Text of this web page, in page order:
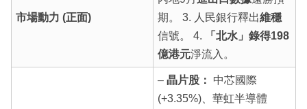
市場動力 (正面)
期。 3. 人民銀行釋出維穩
信號。 4.
「北水」錄得198
億港元淨流入。
– 晶片股：
中芯國際
(+3.35%)、華虹半導體